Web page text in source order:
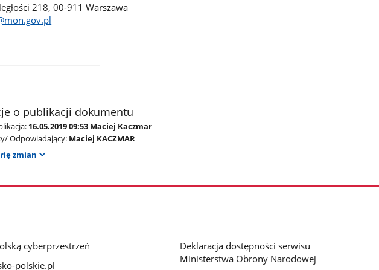
218, 00-911 Warszawa
o publikacji dokumentu
16.05.2019 09:53 Maciej Kaczmar
Odpowiadający: Maciej KACZMAR
zmian
cyberprzestrzeń
polskie.pl
Deklaracja dostępności serwisu
Ministerstwa Obrony Narodowej